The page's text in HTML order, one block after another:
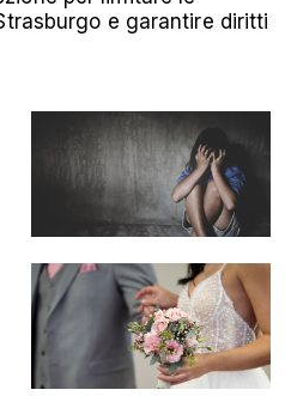
e garantire diritti